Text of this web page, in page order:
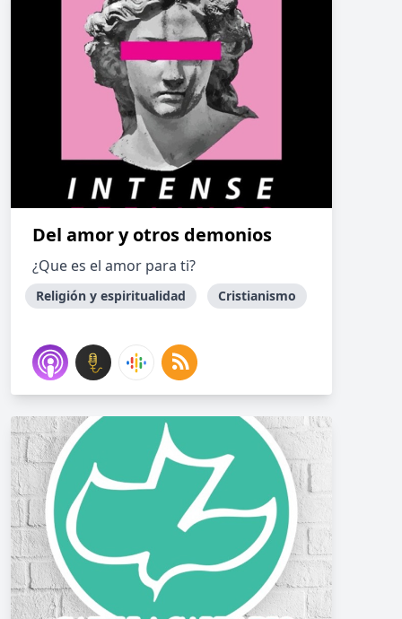
Del amor y otros demonios
¿Que es el amor para ti?
Religión y espiritualidad Cristianismo